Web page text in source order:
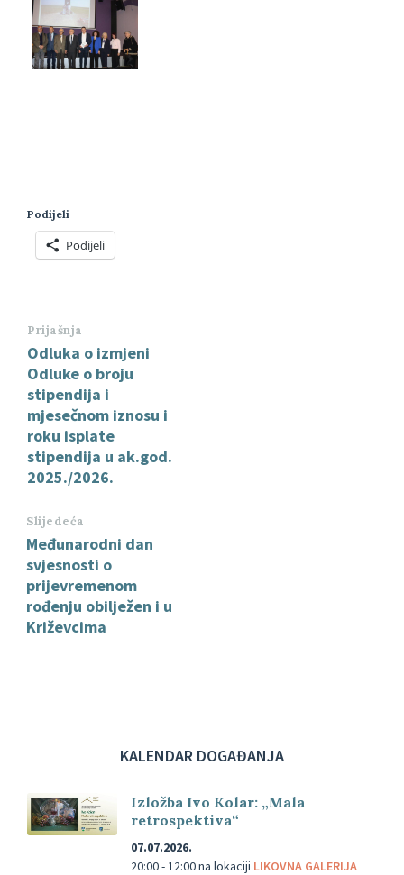
Podijeli
Podijeli
Prijašnja
Odluka o izmjeni
Odluke o broju
stipendija i
mjesečnom iznosu i
roku isplate
stipendija u ak.god.
2025./2026.
Slijedeća
Međunarodni dan
svjesnosti o
prijevremenom
rođenju obilježen i u
Križevcima
KALENDAR DOGAĐANJA
Izložba Ivo Kolar: „Mala
retrospektiva“
07.07.2026.
20:00 - 12:00na lokaciji LIKOVNA GALERIJA